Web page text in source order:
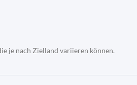
je nach Zielland variieren können.